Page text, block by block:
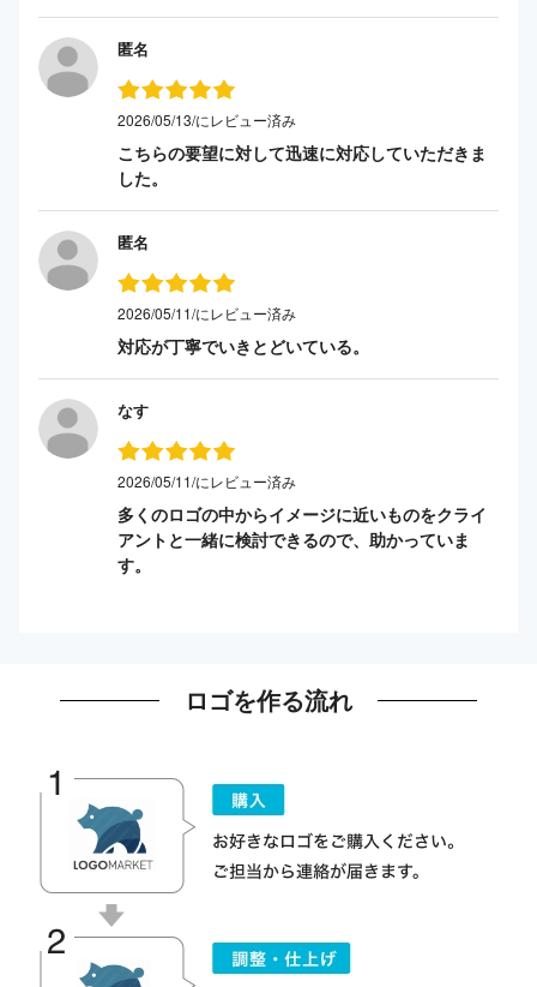
匿名
2026/05/13/にレビュー済み
こちらの要望に対して迅速に対応していただきま
した。
匿名
2026/05/11/にレビュー済み
対応が丁寧でいきとどいている。
なす
2026/05/11/にレビュー済み
多くのロゴの中からイメージに近いものをクライ
アントと一緒に検討できるので、助かっていま
す。
ロゴを作る流れ